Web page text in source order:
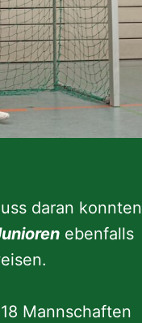
daran konnten
ebenfalls
Mannschaften